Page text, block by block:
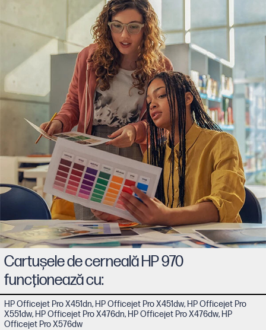
Cartuşele de cerneală HP 970
funcţionează cu:
HP Officejet Pro X451dn, HP Officejet Pro X451dw, HP Officejet Pro
X551dw, HP Officejet Pro X476dn, HP Officejet Pro X476dw, HP
Officejet Pro X576dw